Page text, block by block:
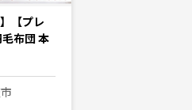
】【プレ
毛布団 本